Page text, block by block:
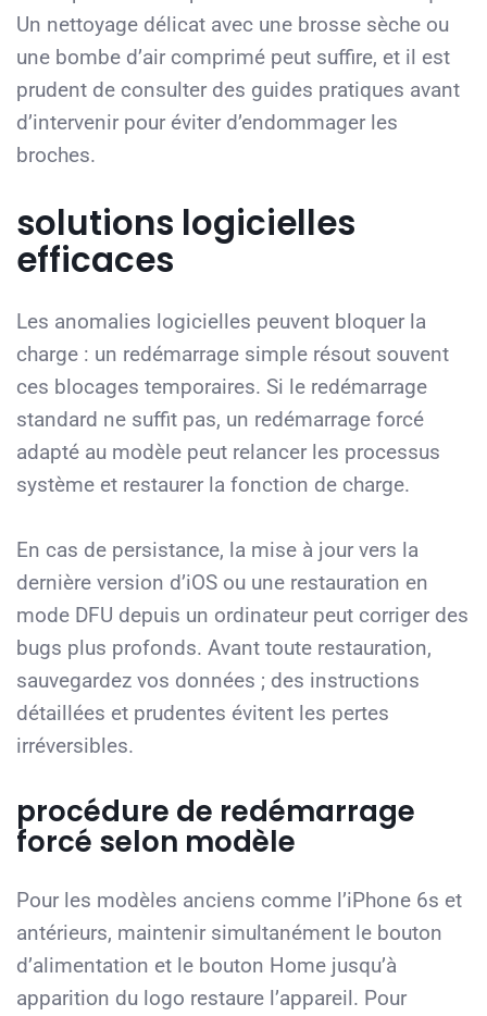
Un nettoyage délicat avec une brosse sèche ou
une bombe d’air comprimé peut suffire, et il est
prudent de consulter des guides pratiques avant
d’intervenir pour éviter d’endommager les
broches.
solutions logicielles
efficaces
Les anomalies logicielles peuvent bloquer la
charge : un redémarrage simple résout souvent
ces blocages temporaires. Si le redémarrage
standard ne suffit pas, un redémarrage forcé
adapté au modèle peut relancer les processus
système et restaurer la fonction de charge.
En cas de persistance, la mise à jour vers la
dernière version d’iOS ou une restauration en
mode DFU depuis un ordinateur peut corriger des
bugs plus profonds. Avant toute restauration,
sauvegardez vos données ; des instructions
détaillées et prudentes évitent les pertes
irréversibles.
procédure de redémarrage
forcé selon modèle
Pour les modèles anciens comme l’iPhone 6s et
antérieurs, maintenir simultanément le bouton
d’alimentation et le bouton Home jusqu’à
apparition du logo restaure l’appareil. Pour